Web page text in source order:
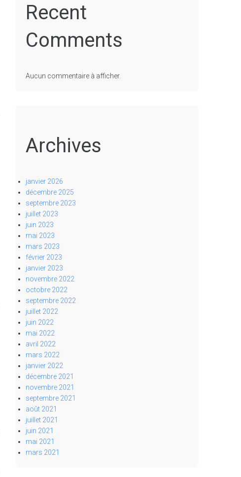
Recent
Comments
Aucun commentaire à afficher.
Archives
janvier 2026
décembre 2025
septembre 2023
juillet 2023
juin 2023
mai 2023
mars 2023
février 2023
janvier 2023
novembre 2022
octobre 2022
septembre 2022
juillet 2022
juin 2022
mai 2022
avril 2022
mars 2022
janvier 2022
décembre 2021
novembre 2021
septembre 2021
août 2021
juillet 2021
juin 2021
mai 2021
mars 2021